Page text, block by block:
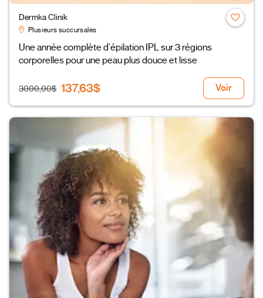
Dermka Clinik
Plusieurs succursales
Une année complète d'épilation IPL sur 3 régions
corporelles pour une peau plus douce et lisse
3000,00$ 137,63$ Voir